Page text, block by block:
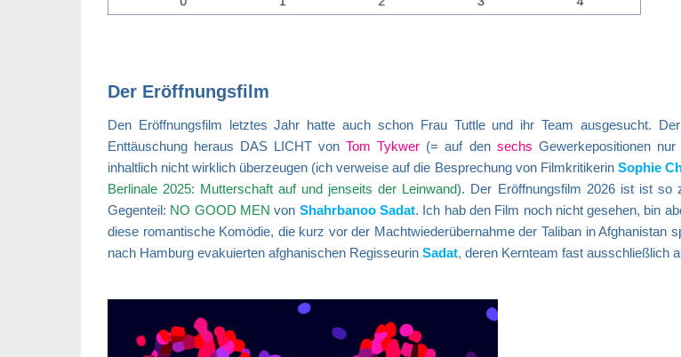
Der Eröffnungsfilm
Den Eröffnungsfilm letztes Jahr hatte auch schon Frau Tuttle und ihr Team ausgesucht.
Enttäuschung heraus DAS LICHT vonTom Tykwer (= auf den sechs Gewerkepositionen
inhaltlich nicht wirklich überzeugen (ich verweise auf die Besprechung von Filmkritikerin Sophie
Berlinale 2025: Mutterschaft auf und jenseits der Leinwand). Der Eröffnungsfilm 2026 ist ist so
Gegenteil: NO GOOD MEN von Shahrbanoo Sadat. Ich hab den Film noch nicht gesehen, bin
diese romantische Komödie, die kurz vor der Machtwiederübernahme der Taliban in Afghanistan
nach Hamburg evakuierten afghanischen Regisseurin Sadat, deren Kernteam fast ausschließlich